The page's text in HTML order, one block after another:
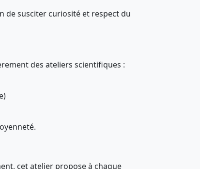
de susciter curiosité et respect du
des ateliers scientifiques :
cet atelier propose à chaque